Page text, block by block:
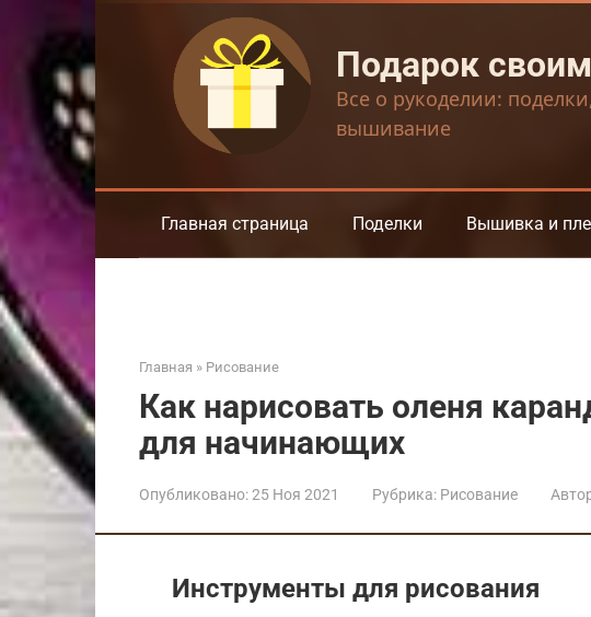
контенту
Подарок
Все о рукоделии:
вышивание
Главная страница Поделки Вышивка и
Главная » Рисование
Как нарисовать оленя
для начинающих
Опубликовано:25 Ноя 2021 Рубрика: Рисование
Инструменты для рисования